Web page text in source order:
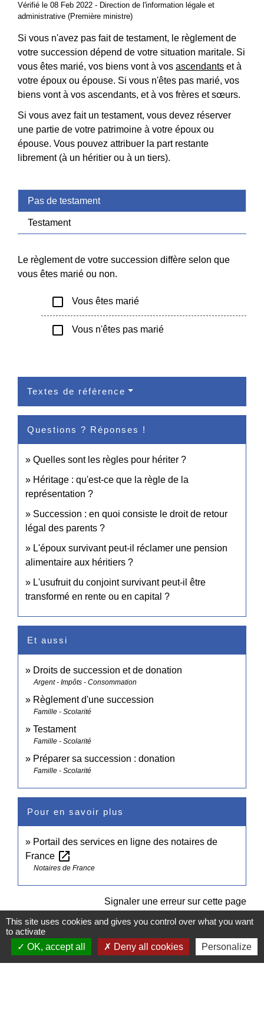
Vérifié le 08 Feb 2022 - Direction de l'information légale et
administrative (Première ministre)
Si vous n'avez pas fait de testament, le règlement de
votre succession dépend de votre situation maritale. Si
vous êtes marié, vos biens vont à vos ascendants et à
votre époux ou épouse. Si vous n'êtes pas marié, vos
biens vont à vos ascendants, et à vos frères et sœurs.
Si vous avez fait un testament, vous devez réserver
une partie de votre patrimoine à votre époux ou
épouse. Vous pouvez attribuer la part restante
librement (à un héritier ou à un tiers).
Pas de testament
Testament
Le règlement de votre succession diffère selon que
vous êtes marié ou non.
check_box_outline_blank Vous êtes marié
check_box_outline_blank Vous n'êtes pas marié
Textes de référence
Questions ? Réponses !
Quelles sont les règles pour hériter ?
Héritage : qu'est-ce que la règle de la
représentation ?
Succession : en quoi consiste le droit de retour
légal des parents ?
L'époux survivant peut-il réclamer une pension
alimentaire aux héritiers ?
L'usufruit du conjoint survivant peut-il être
transformé en rente ou en capital ?
Et aussi
Droits de succession et de donation
Argent - Impôts - Consommation
Règlement d'une succession
Famille - Scolarité
Testament
Famille - Scolarité
Préparer sa succession : donation
Famille - Scolarité
Pour en savoir plus
Portail des services en ligne des notaires de
France open_in_new
Notaires de France
Signaler une erreur sur cette page
This site uses cookies and gives you control over what you want
to activate
OK, accept all
Deny all cookies Personalize